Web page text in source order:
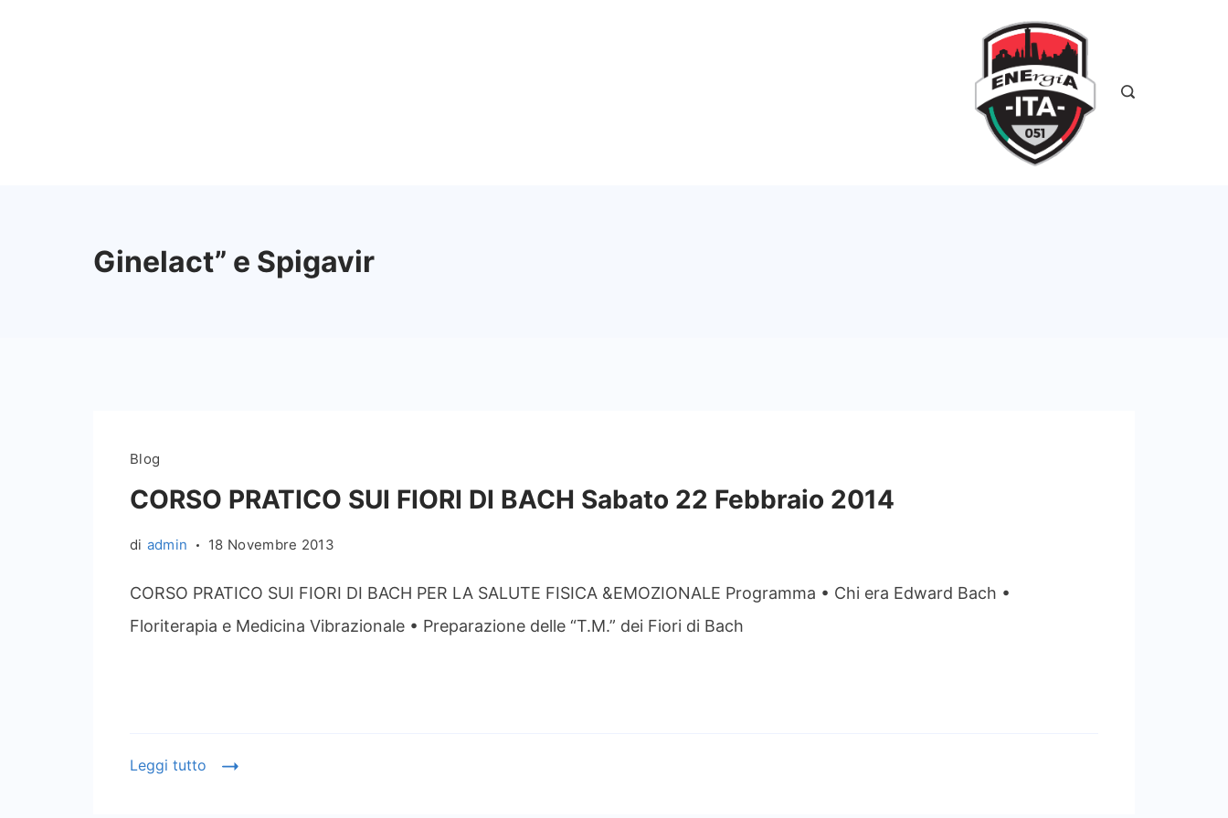
Ginelact” e Spigavir
Blog
CORSO PRATICO SUI FIORI DI BACH Sabato 22 Febbraio 2014
di admin 18 Novembre 2013
CORSO PRATICO SUI FIORI DI BACH PER LA SALUTE FISICA &EMOZIONALE Programma • Chi era Edward Bach •
Floriterapia e Medicina Vibrazionale • Preparazione delle “T.M.” dei Fiori di Bach
Leggi tutto